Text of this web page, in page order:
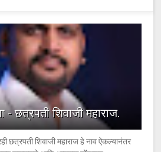
- छत्रपती शिवाजी महाराज.
छत्रपती शिवाजी महाराज हे नाव ऐकल्यानंतर